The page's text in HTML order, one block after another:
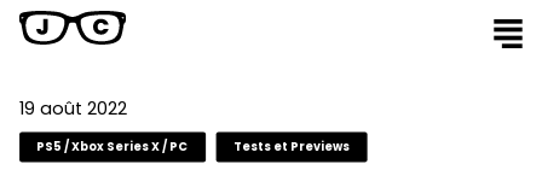
19 août 2022
PS5 / Xbox Series X / PC Tests et Previews